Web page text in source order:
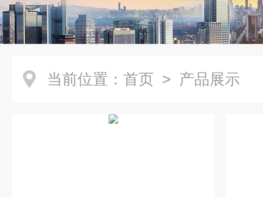
当前位置： 首页 > 产品展示